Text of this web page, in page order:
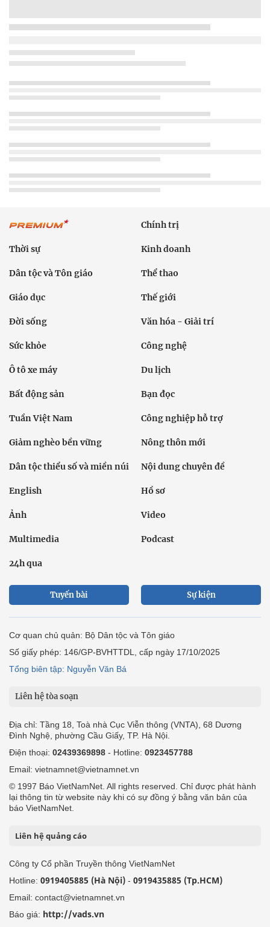
Chính trị
Thời sự Kinh doanh
Dân tộc và Tôn giáo Thể thao
Giáo dục Thế giới
Đời sống Văn hóa - Giải trí
Sức khỏe Công nghệ
Ô tô xe máy Du lịch
Bất động sản Bạn đọc
Tuần Việt Nam Công nghiệp hỗ trợ
Giảm nghèo bền vững Nông thôn mới
Dân tộc thiểu số và miền núi Nội dung chuyên đề
English Hồ sơ
Ảnh Video
Multimedia Podcast
24h qua
Tuyến bài Sự kiện
Cơ quan chủ quản: Bộ Dân tộc và Tôn giáo
Số giấy phép: 146/GP-BVHTTDL, cấp ngày 17/10/2025
Tổng biên tập: Nguyễn Văn Bá
Liên hệ tòa soạn
Địa chỉ: Tầng 18, Toà nhà Cục Viễn thông (VNTA), 68 Dương
Đình Nghệ, phường Cầu Giấy, TP. Hà Nội.
Điện thoại: 02439369898 - Hotline: 0923457788
Email: vietnamnet@vietnamnet.vn
© 1997 Báo VietNamNet. All rights reserved. Chỉ được phát hành
lại thông tin từ website này khi có sự đồng ý bằng văn bản của
báo VietNamNet.
Liên hệ quảng cáo
Công ty Cổ phần Truyền thông VietNamNet
Hotline: 0919405885 (Hà Nội) - 0919435885 (Tp.HCM)
Email: contact@vietnamnet.vn
Báo giá: http://vads.vn